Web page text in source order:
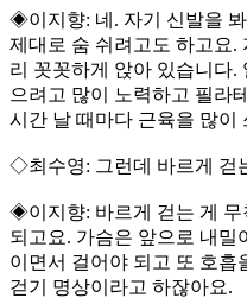
◈이지향: 네. 자기 신발을
제대로 숨 쉬려고도 하고요.
리 꼿꼿하게 앉아 있습니다.
으려고 많이 노력하고 필라
시간 날 때마다 근육을 많이
◇최수영: 그런데 바르게 걷
◈이지향: 바르게 걷는 게 무
되고요. 가슴은 앞으로 내밀
이면서 걸어야 되고 또 호흡
걷기 명상이라고 하잖아요.